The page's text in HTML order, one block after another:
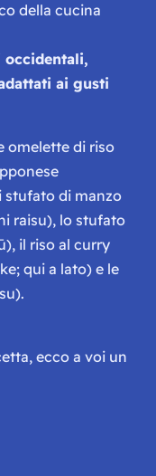
della cucina
occidentali,
ai gusti
omelette di riso
stufato di manzo
raisu), lo stufato
il riso al curry
qui a lato) e le
ecco a voi un